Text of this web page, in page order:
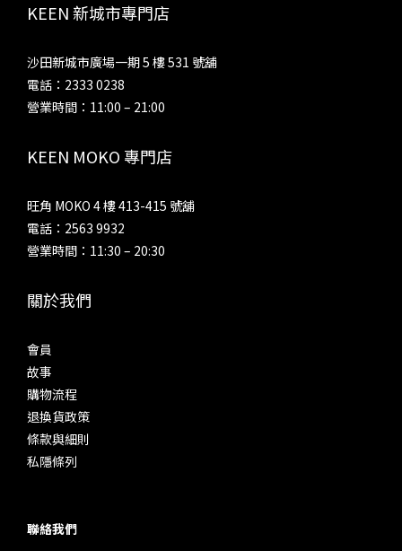
KEEN 新城市專門店
沙田新城市廣場一期 5 樓 531 號舖
電話：2333 0238
營業時間：11:00 – 21:00
KEEN MOKO 專門店
旺角 MOKO 4 樓 413-415 號舖
電話：2563 9932
營業時間：11:30 – 20:30
關於我們
會員
故事
購物流程
退換貨政策
條款與細則
私隱條列
聯絡我們